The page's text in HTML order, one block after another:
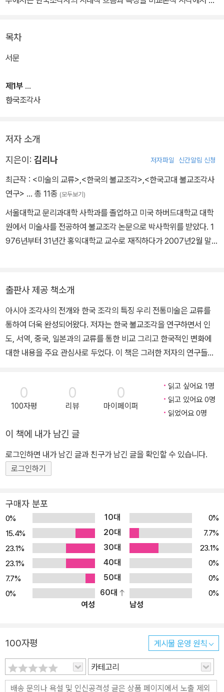
시한다.
적 전개를 정리하며 중요하다고 판단되는 도상과 경전과의 연관성을
심도 있게 다루었다. 제3부에서는 각 나라의 역사적 교류를 통한 미
목차
서문
제1부
한국조각사
저자 소개
지은이: 김리나 저자파일 신간알림 신청
최근작 : <미술의 교류>,<한국의 불교조각>,<한국고대 불교조각사
연구> … 총 11종 (모두보기)
서울대학교 문리과대학 사학과를 졸업하고 미국 하버드대학교 대학
원에서 미술사를 전공하여 불교조각 논문으로 박사학위를 받았다. 1
976년부터 31년간 홍익대학교 교수로 재직하다가 2007년2월 말에
006). 2001년부터 2013년까지 문화재청의 문화재위원으로 활동하
였으며 문화재위원회 부위원장을 지냈다. 불교조각사, 공예사, 미술
교섭사 분야를 중심으로 연구하여 영문, 일문, 중문으로도 다수의 논
문을 냈다. 저서에는 Arts of Korea, 共著(Kodansha Internatio
nal, Tokyo, 1974), <韓國美術의 美意識>, 共著(정신문화연구
2015), <韓國古代佛敎彫刻 比較硏究>(문예출판사, 2003) 등
이 있다. 한국 불교조각에 대한 영문저서 Buddhist Sculpture of K
orea(Hollym International Corp.,2007)를 썼고, 개설서로 <한
론, 2020)을 출간하였다. 번역서로는 <미술품 분석과 서술의 기초>
(시공사, 1995/ 개정증보판 2006)가 있다.
출판사 제공 책소개
아시아 조각사의 전개와 한국 조각의 특징 우리 전통미술은 교류를
통하여 더욱 완성되어왔다. 저자는 한국 불교조각을 연구하면서 인
도, 서역, 중국, 일본과의 교류를 통한 비교 그리고 한국적인 변화에
대한 내용을 주요 관심사로 두었다. 이 책은 그러한 저자의 연구들을
적으로 형식이나 도상적인 면에서 중국과 그 궤를 같이하면서도 구별
된 한국 조각만의 고유한 특징들을 다루었다. 이 책은 3부로 구성되
어 있으며, 제1부에서는 한국조각사의 시대적 흐름과 특징을 비교론
서 일반조각의 전통이라는 내용으로 포함시켜 한국조각사에 대한 거
시적 관점을 제시한다. 제2부에서는 중국 불교조각과 한국과의 관계
성을 염두에 두고 시대적 전개를 정리하며 중요하다고 판단되는 도상
과 경전과의 연관성을 심도 있게 다루었다. 제3부에서는 각 나라의
증명해 주는 미술의 다양한 양상을 찾아보고자 했다.
0
100자평
0
리뷰
0
마이페이퍼
읽고 싶어요 1명
읽고 있어요 0명
읽었어요 0명
이 책에 내가 남긴 글
로그인하면 내가 남긴 글과 친구가 남긴 글을 확인할 수 있습니다.
로그인하기
구매자 분포
0% 10대
0%
15.4%
20대
7.7%
23.1%
30대
23.1%
23.1%
40대
0%
7.7%
50대
0%
0%
60대
0%
여성
남성
100자평 게시물 운영 원칙
카테고리